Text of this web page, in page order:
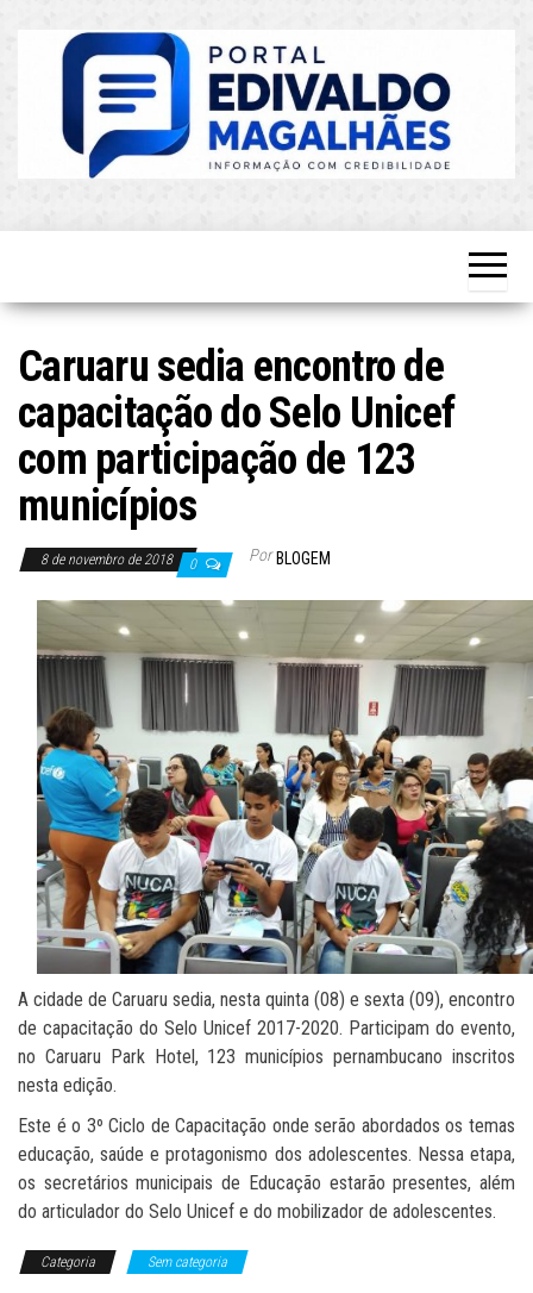
Atualizado!
Caruaru sedia encontro de
capacitação do Selo Unicef
com participação de 123
municípios
8 de novembro de 2018 0 Por BLOGEM
A cidade de Caruaru sedia, nesta quinta (08) e sexta (09), encontro
de capacitação do Selo Unicef 2017-2020. Participam do evento,
no Caruaru Park Hotel, 123 municípios pernambucano inscritos
nesta edição.
Este é o 3º Ciclo de Capacitação onde serão abordados os temas
educação, saúde e protagonismo dos adolescentes. Nessa etapa,
os secretários municipais de Educação estarão presentes, além
do articulador do Selo Unicef e do mobilizador de adolescentes.
Categoria Sem categoria